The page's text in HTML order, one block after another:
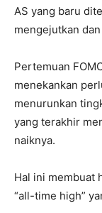
AS yang baru
mengejutkan
Pertemuan
menekankan
menurunkan
yang terakhir
naiknya.
Hal ini membuat
“all-time high”